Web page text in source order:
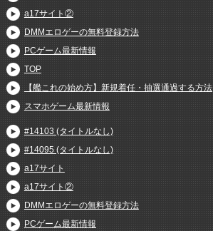
a17サイト②
DMMエロゲーの無料登録方法
PCゲーム最新情報
TOP
【艦これの始め方】新規着任・抽選通過する方法
スマホゲーム最新情報
#14103 (タイトルなし)
#14095 (タイトルなし)
a17サイト
a17サイト②
DMMエロゲーの無料登録方法
PCゲーム最新情報